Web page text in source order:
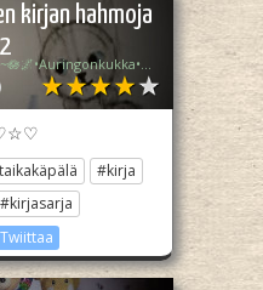
kirjan hahmoja
☆~🪷🌌•Auringonkukka•🌠💧~☆
#kirja
#kirjasarja